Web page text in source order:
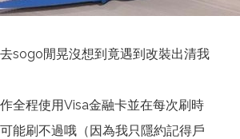
sogo閒晃沒想到竟遇到改裝出清我
全程使用Visa金融卡並在每次刷時
能刷不過哦（因為我只隱約記得戶